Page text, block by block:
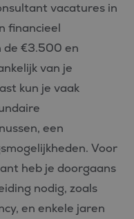
vacatures in
financieel
de €3.500 en
van je
kun je vaak
een
Voor
heb je doorgaans
nodig, zoals
en enkele jaren